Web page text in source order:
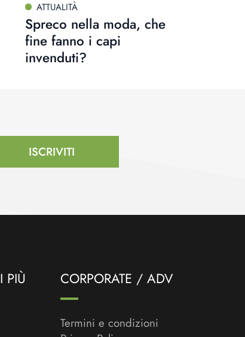
ATTUALITÀ
Spreco nella moda, che
fine fanno i capi
invenduti?
ISCRIVITI
PIÙ CORPORATE / ADV
Termini e condizioni